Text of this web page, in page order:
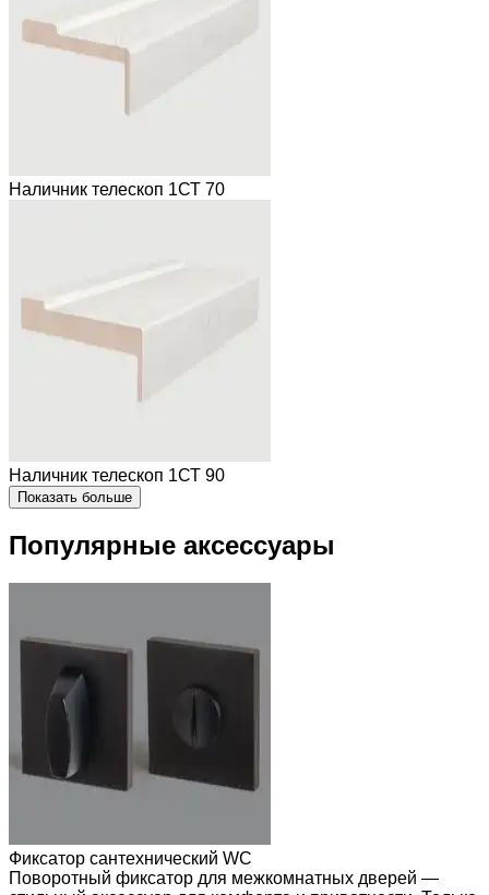
Наличник телескоп 1СТ 70
Наличник телескоп 1СТ 90
Показать больше
Популярные аксессуары
Фиксатор сантехнический WC
Поворотный фиксатор для межкомнатных дверей —